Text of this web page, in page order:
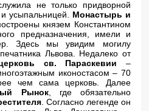
не только придворной
усыпальницей. Монастырь и
князем Константином
предназначения, имели и
Здесь мы увидим могилу
Львова. Недалеко от
св. Параскевии –
иконостасом – 70
чем сама церковь. Далее
Рынок, где обязательно
. Согласно легенде он